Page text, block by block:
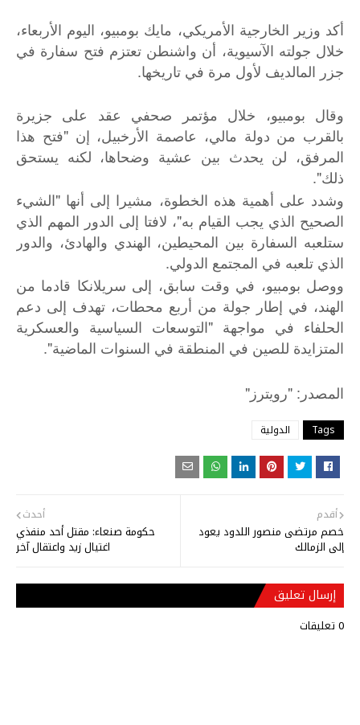
أكد وزير الخارجية الأمريكي، مايك بومبيو، اليوم الأربعاء،
خلال جولته الآسيوية، أن واشنطن تعتزم فتح سفارة في
جزر المالديف لأول مرة في تاريخها.
وقال بومبيو، خلال مؤتمر صحفي عقد على جزيرة
بالقرب من دولة مالي، عاصمة الأرخبيل، إن "فتح هذا
المرفق، لن يحدث بين عشية وضحاها، لكنه يستحق
ذلك".
وشدد على أهمية هذه الخطوة، مشيرا إلى أنها "الشيء
الصحيح الذي يجب القيام به"، لافتا إلى الدور المهم الذي
ستلعبه السفارة بين المحيطين، الهندي والهادئ، والدور
الذي تلعبه في المجتمع الدولي.
ووصل بومبيو، في وقت سابق، إلى سريلانكا قادما من
الهند، في إطار جولة من أربع محطات، تهدف إلى دعم
الحلفاء في مواجهة "التوسعات السياسية والعسكرية
المتزايدة للصين في المنطقة في السنوات الماضية".
المصدر : "رويترز "
Tags الدولية
أحدث
حكومة صنعاء: مقتل أحد منفذي
اغتيال زيد واعتقال آخر
أقدم
خصم مرتضى منصور اللدود يعود
إلى الزمالك
إرسال تعليق
0 تعليقات